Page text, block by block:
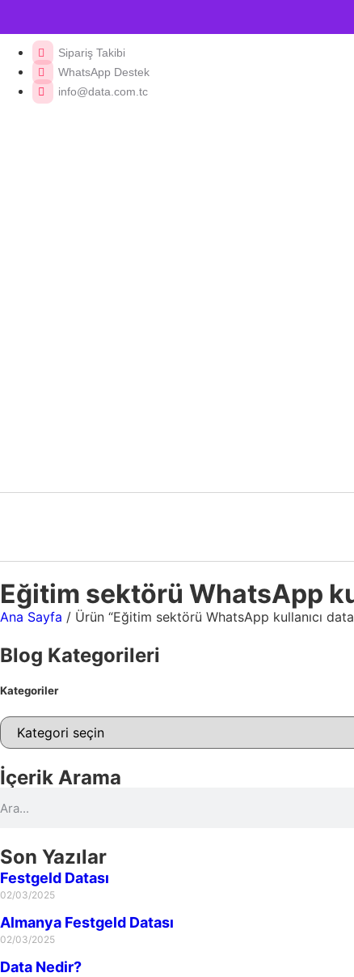
Sipariş Takibi
WhatsApp Destek
info@data.com.tc
Eğitim sektörü WhatsApp
Ana Sayfa / Ürün “Eğitim sektörü WhatsApp kullanıcı
Blog Kategorileri
Kategoriler
İçerik Arama
Son Yazılar
Festgeld Datası
02/03/2025
Almanya Festgeld Datası
02/03/2025
Data Nedir?